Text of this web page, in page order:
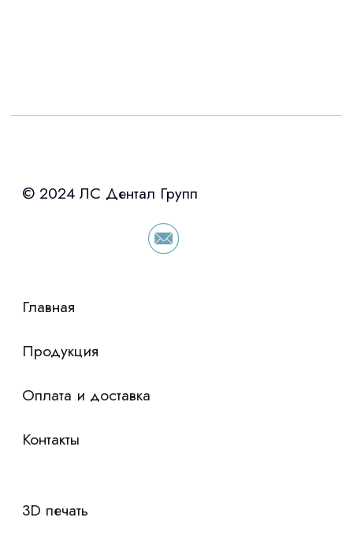
Интересует лизинг?
«Уралпромлизинг» подберем выгодные
условия по лизингу оборудования,
просто оставьте контакты чтобы мы
сориентировали по условиям